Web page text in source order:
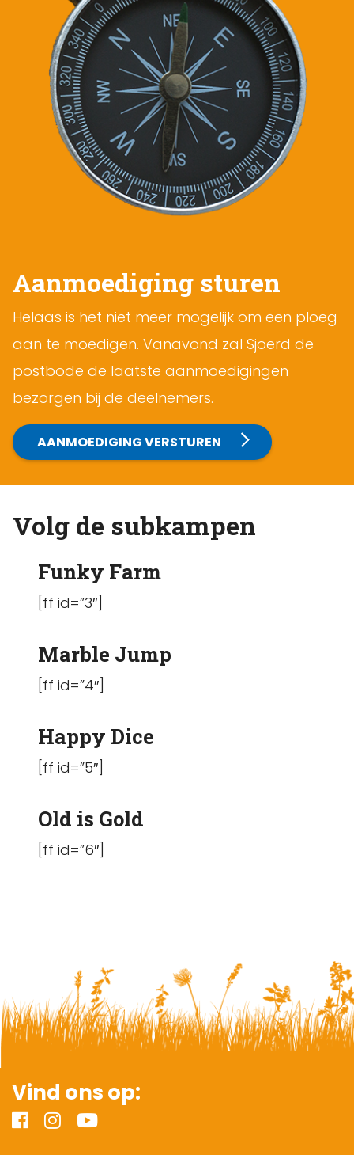
Aanmoediging sturen
Helaas is het niet meer mogelijk om een ploeg
aan te moedigen. Vanavond zal Sjoerd de
postbode de laatste aanmoedigingen
bezorgen bij de deelnemers.
AANMOEDIGING VERSTUREN
Volg de subkampen
Funky Farm
[ff id=”3″]
Marble Jump
[ff id=”4″]
Happy Dice
[ff id=”5″]
Old is Gold
[ff id=”6″]
Vind ons op: